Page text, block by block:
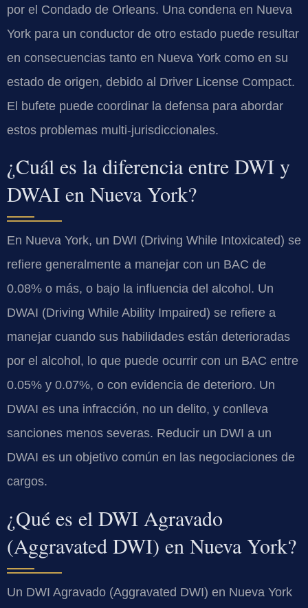
por el Condado de Orleans. Una condena en Nueva
York para un conductor de otro estado puede resultar
en consecuencias tanto en Nueva York como en su
estado de origen, debido al Driver License Compact.
El bufete puede coordinar la defensa para abordar
estos problemas multi-jurisdiccionales.
¿Cuál es la diferencia entre DWI y
DWAI en Nueva York?
En Nueva York, un DWI (Driving While Intoxicated) se
refiere generalmente a manejar con un BAC de
0.08% o más, o bajo la influencia del alcohol. Un
DWAI (Driving While Ability Impaired) se refiere a
manejar cuando sus habilidades están deterioradas
por el alcohol, lo que puede ocurrir con un BAC entre
0.05% y 0.07%, o con evidencia de deterioro. Un
DWAI es una infracción, no un delito, y conlleva
sanciones menos severas. Reducir un DWI a un
DWAI es un objetivo común en las negociaciones de
cargos.
¿Qué es el DWI Agravado
(Aggravated DWI) en Nueva York?
Un DWI Agravado (Aggravated DWI) en Nueva York